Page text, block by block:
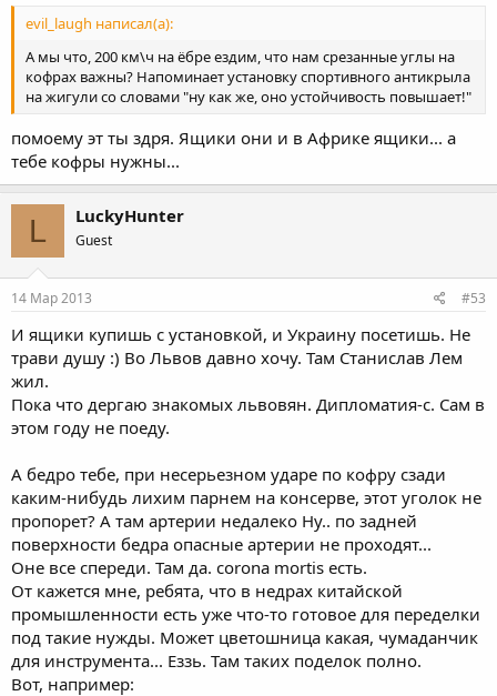
evil_laugh написал(а):
А мы что, 200 км\ч на ёбре ездим, что нам срезанные углы на
кофрах важны? Напоминает установку спортивного антикрыла
на жигули со словами "ну как же, оно устойчивость повышает!"
помоему эт ты здря. Ящики они и в Африке ящики... а
тебе кофры нужны...
L LuckyHunter
Guest
14 Мар 2013 #53
И ящики купишь с установкой, и Украину посетишь. Не
трави душу :) Во Львов давно хочу. Там Станислав Лем
жил.
Пока что дергаю знакомых львовян. Дипломатия-с. Сам в
этом году не поеду.
А бедро тебе, при несерьезном ударе по кофру сзади
каким-нибудь лихим парнем на консерве, этот уголок не
пропорет? А там артерии недалеко Ну.. по задней
поверхности бедра опасные артерии не проходят...
Оне все спереди. Там да. corona mortis есть.
От кажется мне, ребята, что в недрах китайской
промышленности есть уже что-то готовое для переделки
под такие нужды. Может цветошница какая, чумаданчик
для инструмента... Еззь. Там таких поделок полно.
Вот, например: